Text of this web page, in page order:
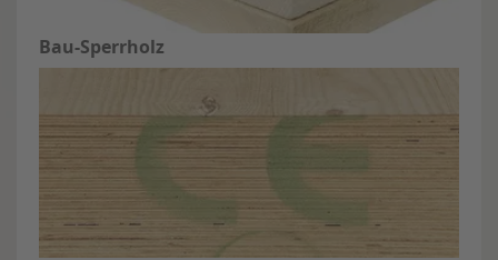
Bau-Sperrholz